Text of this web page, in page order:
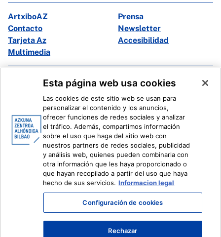
ArtxiboAZ
Prensa
Contacto
Newsletter
Tarjeta Az
Accesibilidad
Multimedia
Facebook
X
Ivoox
Información legal Sistema Interno de Información
Esta página web usa cookies
Las cookies de este sitio web se usan para
personalizar el contenido y los anuncios,
ofrecer funciones de redes sociales y analizar
el tráfico. Además, compartimos información
sobre el uso que haga del sitio web con
nuestros partners de redes sociales, publicidad
y análisis web, quienes pueden combinarla con
otra información que les haya proporcionado o
que hayan recopilado a partir del uso que haya
hecho de sus servicios. Informacion legal
Configuración de cookies
Rechazar